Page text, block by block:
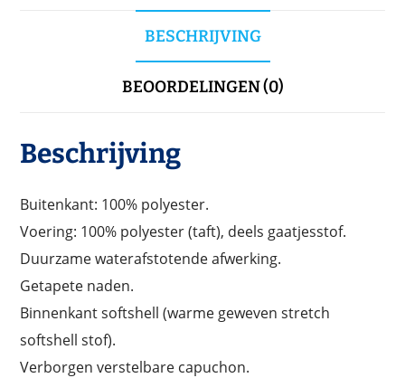
BESCHRIJVING
BEOORDELINGEN (0)
Beschrijving
Buitenkant: 100% polyester.
Voering: 100% polyester (taft), deels gaatjesstof.
Duurzame waterafstotende afwerking.
Getapete naden.
Binnenkant softshell (warme geweven stretch
softshell stof).
Verborgen verstelbare capuchon.